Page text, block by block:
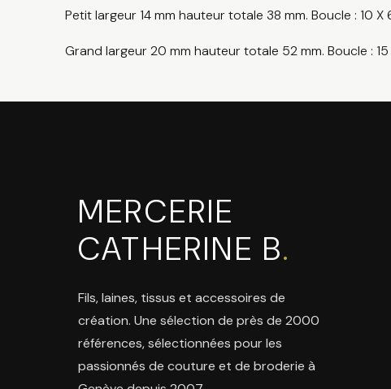
Petit largeur 14 mm hauteur totale 38 mm. Boucle : 10 X
Grand largeur 20 mm hauteur totale 52 mm. Boucle : 15
MERCERIE
CATHERINE B.
Fils, laines, tissus et accessoires de
création. Une sélection de près de 2000
références, sélectionnées pour les
passionnés de couture et de broderie à